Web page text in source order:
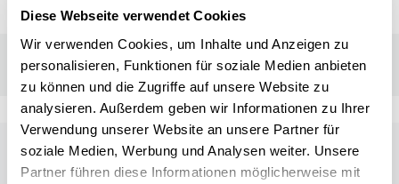
Diese Webseite verwendet Cookies
Wir verwenden Cookies, um Inhalte und Anzeigen zu
personalisieren, Funktionen für soziale Medien anbieten
zu können und die Zugriffe auf unsere Website zu
analysieren. Außerdem geben wir Informationen zu Ihrer
Verwendung unserer Website an unsere Partner für
soziale Medien, Werbung und Analysen weiter. Unsere
Partner führen diese Informationen möglicherweise mit
Other scientific events